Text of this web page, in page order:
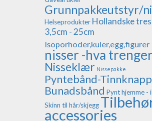
Grunnpakkeutstyr/
Helseprodukter Hollandske
3,5cm - 25cm
Isoporhoder,kuler,egg,figurer
nisser -hva
Nisseklær Nissepakke
Pyntebånd-
Bunadsbånd Pynt hjemme -
Skinn til hår/skjegg
accessories